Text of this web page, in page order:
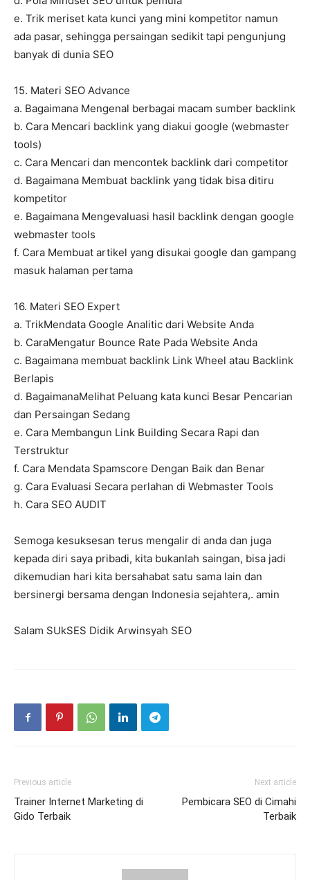
e. Trik meriset kata kunci yang mini kompetitor namun
ada pasar, sehingga persaingan sedikit tapi pengunjung
banyak di dunia SEO
15. Materi SEO Advance
a. Bagaimana Mengenal berbagai macam sumber backlink
b. Cara Mencari backlink yang diakui google (webmaster
tools)
c. Cara Mencari dan mencontek backlink dari competitor
d. Bagaimana Membuat backlink yang tidak bisa ditiru
kompetitor
e. Bagaimana Mengevaluasi hasil backlink dengan google
webmaster tools
f. Cara Membuat artikel yang disukai google dan gampang
masuk halaman pertama
16. Materi SEO Expert
a. TrikMendata Google Analitic dari Website Anda
b. CaraMengatur Bounce Rate Pada Website Anda
c. Bagaimana membuat backlink Link Wheel atau Backlink
Berlapis
d. BagaimanaMelihat Peluang kata kunci Besar Pencarian
dan Persaingan Sedang
e. Cara Membangun Link Building Secara Rapi dan
Terstruktur
f. Cara Mendata Spamscore Dengan Baik dan Benar
g. Cara Evaluasi Secara perlahan di Webmaster Tools
h. Cara SEO AUDIT
Semoga kesuksesan terus mengalir di anda dan juga
kepada diri saya pribadi, kita bukanlah saingan, bisa jadi
dikemudian hari kita bersahabat satu sama lain dan
bersinergi bersama dengan Indonesia sejahtera,. amin
Salam SUkSES Didik Arwinsyah SEO
Previous article
Trainer Internet Marketing di
Gido Terbaik
Next article
Pembicara SEO di Cimahi
Terbaik